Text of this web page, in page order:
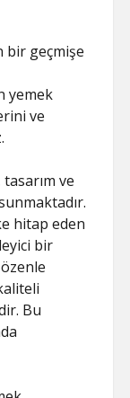
bir geçmişe
yemek
ve
ve
hitap eden
bir
Bu